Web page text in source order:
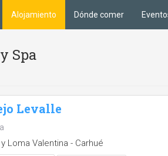
Alojamiento Dónde comer
Spa
Levalle
Loma Valentina - Carhué